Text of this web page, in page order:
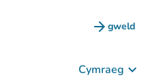
arrow_forward gweld
(tab
Cymraeg keyboard_arrow_down